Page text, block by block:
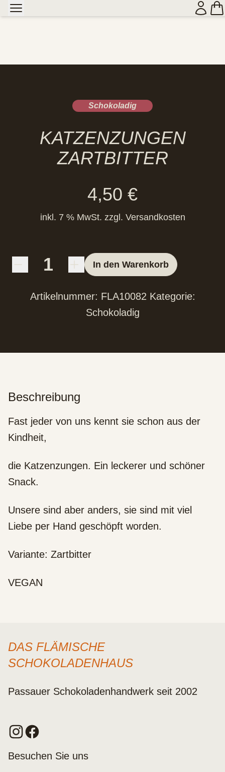
Schokoladig
KATZENZUNGEN
ZARTBITTER
4,50 €
inkl. 7 % MwSt. zzgl. Versandkosten
In den Warenkorb
Artikelnummer: FLA10082 Kategorie:
Schokoladig
Beschreibung
Fast jeder von uns kennt sie schon aus der
Kindheit,
die Katzenzungen. Ein leckerer und schöner
Snack.
Unsere sind aber anders, sie sind mit viel
Liebe per Hand geschöpft worden.
Variante: Zartbitter
VEGAN
DAS FLÄMISCHE
SCHOKOLADENHAUS
Passauer Schokoladenhandwerk seit 2002
Besuchen Sie uns